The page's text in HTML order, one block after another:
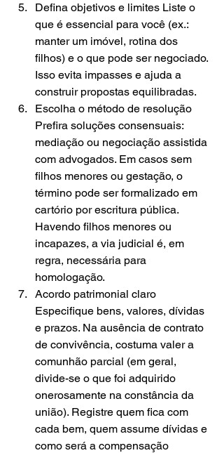
Defina objetivos e limites Liste o
que é essencial para você (ex.:
manter um imóvel, rotina dos
filhos) e o que pode ser negociado.
Isso evita impasses e ajuda a
construir propostas equilibradas.
Escolha o método de resolução
Prefira soluções consensuais:
mediação ou negociação assistida
com advogados. Em casos sem
filhos menores ou gestação, o
término pode ser formalizado em
cartório por escritura pública.
Havendo filhos menores ou
incapazes, a via judicial é, em
regra, necessária para
homologação.
Acordo patrimonial claro
Especifique bens, valores, dívidas
e prazos. Na ausência de contrato
de convivência, costuma valer a
comunhão parcial (em geral,
divide-se o que foi adquirido
onerosamente na constância da
união). Registre quem fica com
cada bem, quem assume dívidas e
como será a compensação